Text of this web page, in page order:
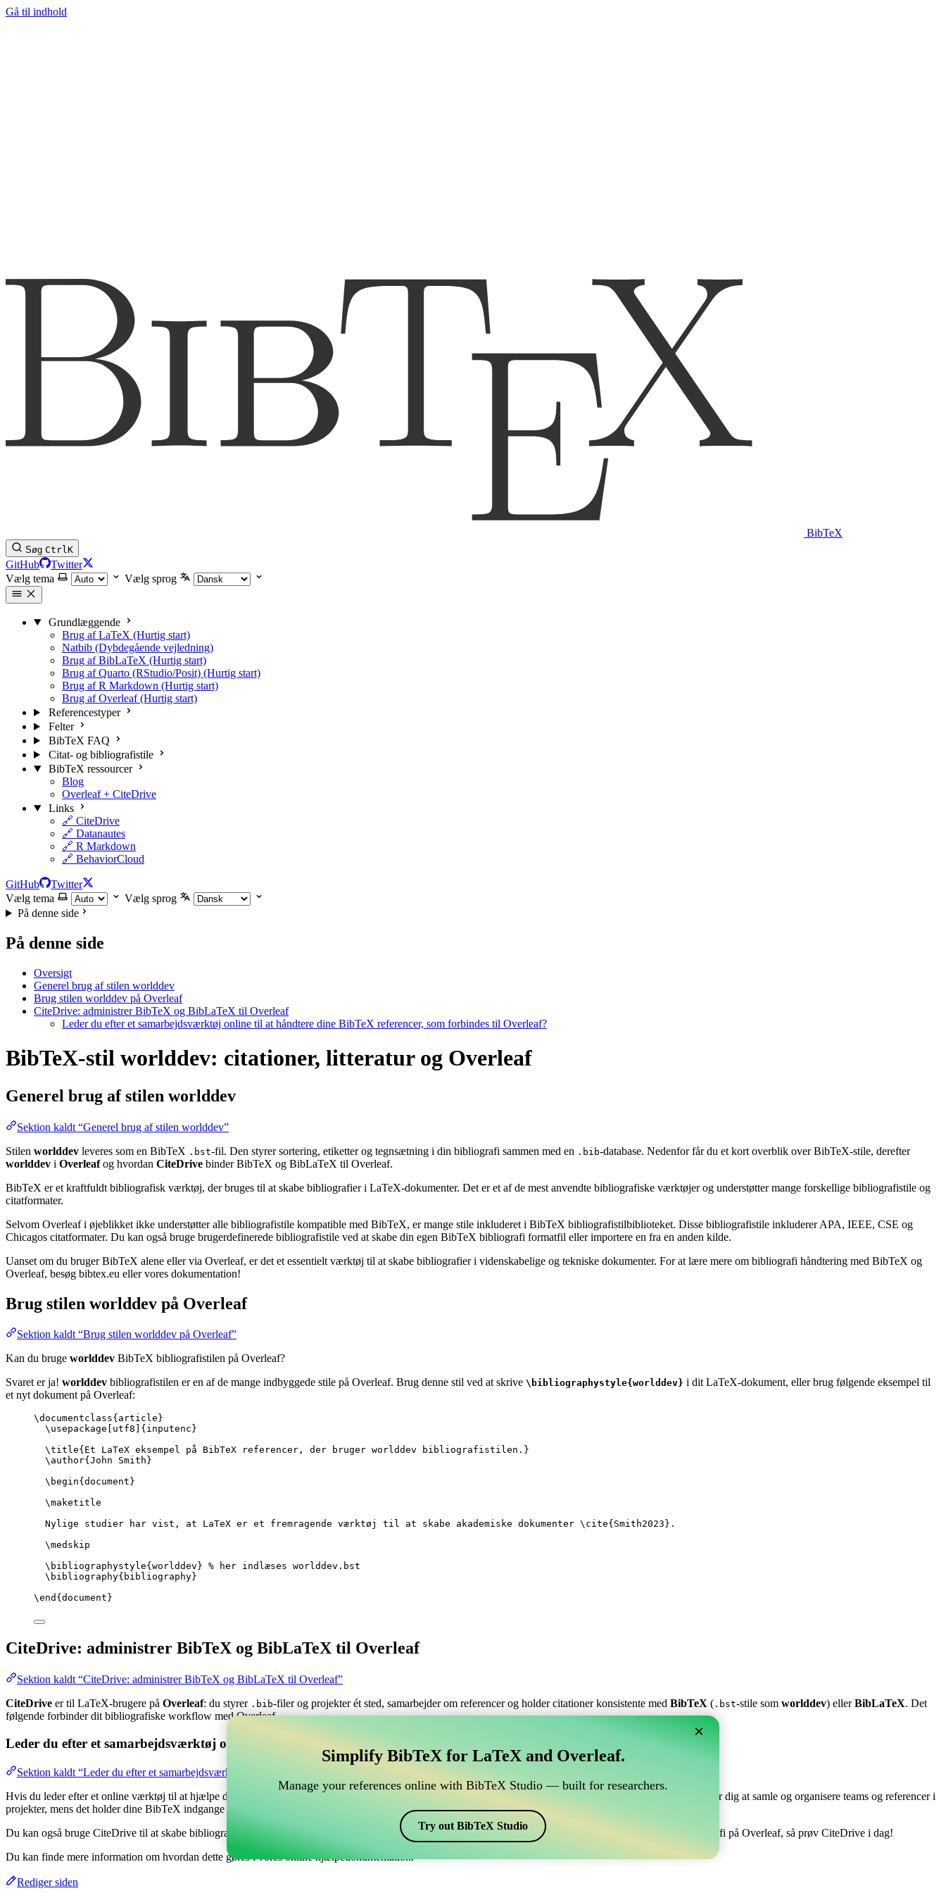
Gå til indhold
BibTeX
Søg CtrlK
GitHub
Twitter
Vælg tema
Vælg sprog
Grundlæggende
Brug af LaTeX (Hurtig start)
Natbib (Dybdegående vejledning)
Brug af BibLaTeX (Hurtig start)
Brug af Quarto (RStudio/Posit) (Hurtig start)
Brug af R Markdown (Hurtig start)
Brug af Overleaf (Hurtig start)
Referencestyper
Felter
BibTeX FAQ
Citat- og bibliografistile
BibTeX ressourcer
Blog
Overleaf + CiteDrive
Links
🔗 CiteDrive
🔗 Datanautes
🔗 R Markdown
🔗 BehaviorCloud
GitHub
Twitter
Vælg tema
Vælg sprog
På denne side
På denne side
Oversigt
Generel brug af stilen worlddev
Brug stilen worlddev på Overleaf
CiteDrive: administrer BibTeX og BibLaTeX til Overleaf
Leder du efter et samarbejdsværktøj online til at håndtere dine BibTeX referencer, som forbindes til Overleaf?
BibTeX-stil worlddev: citationer, litteratur og Overleaf
Generel brug af stilen worlddev
Sektion kaldt “Generel brug af stilen worlddev”
Stilen worlddev leveres som en BibTeX .bst-fil. Den styrer sortering, etiketter og tegnsætning i din bibliografi sammen med en .bib-database. Nedenfor får du et kort overblik over BibTeX-stile, derefter
worlddev i Overleafog hvordan CiteDrive binder BibTeX og BibLaTeX til Overleaf.
BibTeX er et kraftfuldt bibliografisk værktøj, der bruges til at skabe bibliografier i LaTeX-dokumenter. Det er et af de mest anvendte bibliografiske værktøjer og understøtter mange forskellige bibliografistile og
citatformater.
Selvom Overleaf i øjeblikket ikke understøtter alle bibliografistile kompatible med BibTeX, er mange stile inkluderet i BibTeX bibliografistilbiblioteket. Disse bibliografistile inkluderer APA, IEEE, CSE og
Chicagos citatformater. Du kan også bruge brugerdefinerede bibliografistile ved at skabe din egen BibTeX bibliografi formatfil eller importere en fra en anden kilde.
Uanset om du bruger BibTeX alene eller via Overleaf, er det et essentielt værktøj til at skabe bibliografier i videnskabelige og tekniske dokumenter. For at lære mere om bibliografi håndtering med BibTeX og
Overleaf, besøg bibtex.eu eller vores dokumentation!
Brug stilen worlddev på Overleaf
Sektion kaldt “Brug stilen worlddev på Overleaf”
Kan du bruge worlddev BibTeX bibliografistilen på Overleaf?
Svaret er ja! worlddev bibliografistilen er en af de mange indbyggede stile på Overleaf. Brug denne stil ved at skrive \bibliographystyle{worlddev} i dit LaTeX-dokument, eller brug følgende eksempel til
et nyt dokument på Overleaf:
\documentclass{ article }
\usepackage
utf8 ]{ inputenc }
\title{Et LaTeX eksempel på BibTeX referencer, der bruger worlddev bibliografistilen.}
\author{John Smith}
\begin{ document }
\maketitle
Nylige studier har vist, at LaTeX er et fremragende værktøj til at skabe akademiske dokumenter \cite{ Smith2023 }.
\medskip
\bibliographystyle{worlddev} % her indlæses worlddev.bst
\bibliography{bibliography}
\end { document }
CiteDrive: administrer BibTeX og BibLaTeX til Overleaf
Sektion kaldt “CiteDrive: administrer BibTeX og BibLaTeX til Overleaf”
CiteDrive er til LaTeX-brugere på Overleaf: du styrer .bib-filer og projekter ét sted, samarbejder om referencer og holder citationer konsistente med BibTeX ( .bst-stile som worlddev) ellerBibLaTeX. Det
følgende forbinder dit bibliografiske workflow med Overleaf.
Leder du efter et samarbejdsværktøj online til at håndtere dine BibTeX referencer, som forbindes til Overleaf?
Sektion kaldt “Leder du efter et samarbejdsværktøj online til at håndtere dine BibTeX referencer, som forbindes til Overleaf?”
Hvis du leder efter et online værktøj til at hjælpe dig med at håndtere dine referencer, citater og bibliografi på Overleaf, så kan CiteDrive være perfekt! Det tillader dig at samle og organisere teams og referencer i
projekter, mens det holder dine BibTeX indgange opdateret i dit Overleaf projekt.
Du kan også bruge CiteDrive til at skabe bibliografier og citater i forskellige stile, inklusiv worlddev. Så hvis du leder efter en nem måde at håndtere din bibliografi på Overleaf, så prøv CiteDrive i dag!
Du kan finde mere information om hvordan dette gøres i vores online hjælpedokumentation.
Rediger siden
×
Simplify BibTeX for LaTeX and Overleaf.
Manage your references online with BibTeX Studio — built for researchers.
Try out BibTeX Studio